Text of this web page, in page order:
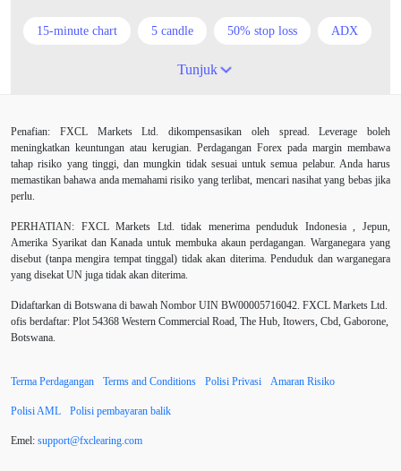
15-minute chart 5 candle 50% stop loss ADX
Akaun cent
Analisis teknikal Android Arah menaik
Asian session Australia Average True Range
Berhenti Kerugian Berhenti Rugi Berita Forex
Buy Limit Buy Stop CAD CHF
Chinese Yuan
Tunjuk
Penafian: FXCL Markets Ltd. dikompensasikan oleh spread. Leverage boleh
meningkatkan keuntungan atau kerugian. Perdagangan Forex pada margin membawa
tahap risiko yang tinggi, dan mungkin tidak sesuai untuk semua pelabur. Anda harus
memastikan bahawa anda memahami risiko yang terlibat, mencari nasihat yang bebas jika
perlu.
PERHATIAN: FXCL Markets Ltd. tidak menerima penduduk Indonesia , Jepun,
Amerika Syarikat dan Kanada untuk membuka akaun perdagangan. Warganegara yang
disebut (tanpa mengira tempat tinggal) tidak akan diterima. Penduduk dan warganegara
yang disekat UN juga tidak akan diterima.
Didaftarkan di Botswana di bawah Nombor UIN BW00005716042. FXCL Markets Ltd.
ofis berdaftar: Plot 54368 Western Commercial Road, The Hub, Itowers, Cbd, Gaborone,
Botswana.
Terma Perdagangan Terms and Conditions Polisi Privasi Amaran Risiko
Polisi AML Polisi pembayaran balik
Emel: support@fxclearing com